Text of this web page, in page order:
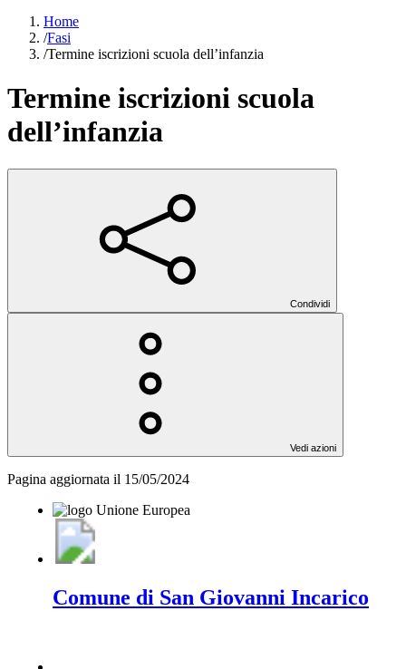
Home
/Fasi
/Termine iscrizioni scuola dell’infanzia
Termine iscrizioni scuola
dell’infanzia
Condividi
Vedi azioni
Pagina aggiornata il 15/05/2024
Comune di San Giovanni Incarico